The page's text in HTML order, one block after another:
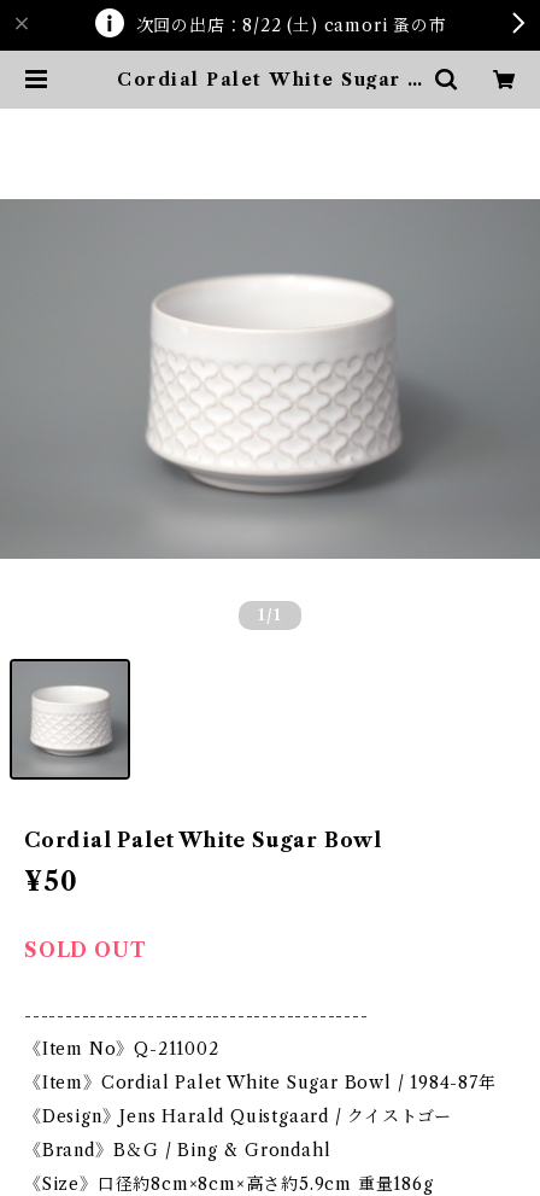
次回の出店：8/22 (土) camori 蚤の市
Cordial Palet White Sugar B
1 /1
Cordial Palet White Sugar Bowl
¥50
SOLD OUT
------------------------------------------
《Item No》Q-211002
《Item》Cordial Palet White Sugar Bowl / 1984-87年
《Design》Jens Harald Quistgaard / クイストゴー
《Brand》B＆G / Bing & Grondahl
《Size》口径約8cm×8cm×高さ約5.9cm 重量186g